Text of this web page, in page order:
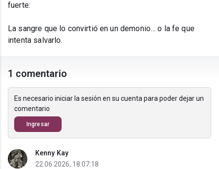
fuerte:
La sangre que lo convirtió en un demonio… o la fe que
intenta salvarlo.
1 comentario
Es necesario iniciar la sesión en su cuenta para poder dejar un
comentario
Ingresar
Kenny Kay
22.06.2026, 18:07:18